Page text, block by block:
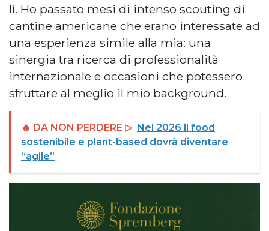
lì. Ho passato mesi di intenso scouting di
cantine americane che erano interessate ad
una esperienza simile alla mia: una
sinergia tra ricerca di professionalità
internazionale e occasioni che potessero
sfruttare al meglio il mio background.
🔥 DA NON PERDERE ▷ Nel 2026 il food
sostenibile e plant-based dovrà diventare
“agile”